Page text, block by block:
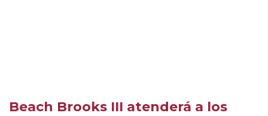
Beach Brooks III atenderá a los